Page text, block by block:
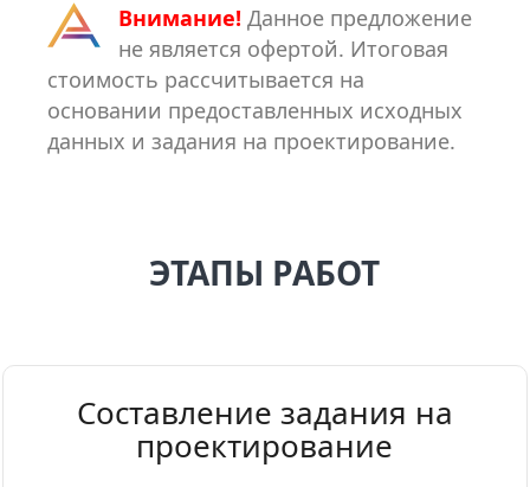
Внимание! Данное предложение
не является офертой. Итоговая
стоимость рассчитывается на
основании предоставленных исходных
данных и задания на проектирование.
ЭТАПЫ РАБОТ
Составление задания на
проектирование